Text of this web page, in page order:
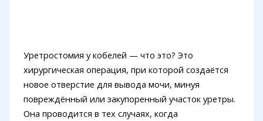
Уретростомия у кобелей — что это? Это
хирургическая операция, при которой создаётся
новое отверстие для вывода мочи, минуя
повреждённый или закупоренный участок уретры.
Она проводится в тех случаях, когда